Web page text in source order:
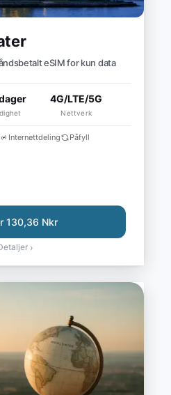
eSIM for kun data
4G/LTE/5G
Nettverk
Internettdeling Påfyll
130,36 Nkr
›